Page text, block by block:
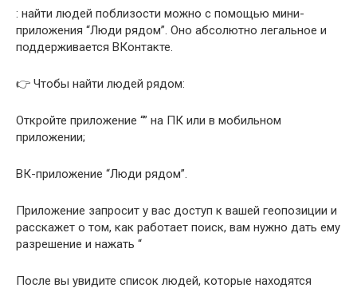
: найти людей поблизости можно с помощью мини-
приложения “Люди рядом”. Оно абсолютно легальное и
поддерживается ВКонтакте.
👉 Чтобы найти людей рядом:
Откройте приложение “” на ПК или в мобильном
приложении;
ВК-приложение “Люди рядом”.
Приложение запросит у вас доступ к вашей геопозиции и
расскажет о том, как работает поиск, вам нужно дать ему
разрешение и нажать “
После вы увидите список людей, которые находятся